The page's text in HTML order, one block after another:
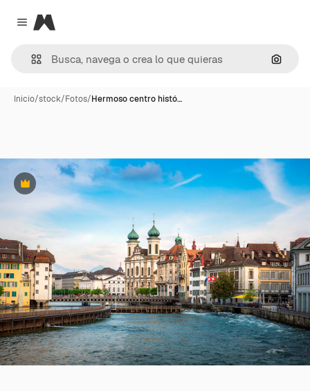
Close menu
Magnific
Inicio/stock/Fotos/Hermoso centro histó…
Premium